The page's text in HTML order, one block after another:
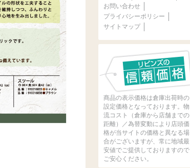
お問い合わせ
プライバシーポリシー
サイトマップ
商品の表示価格は倉庫出荷時の
設定価格となっております。物
流コスト（倉庫から店舗までの
距離）／為替変動により店頭価
格が当サイトの価格と異なる場
合がございますが、常に地域最
安値でご提供しておりますので
ご安心ください。